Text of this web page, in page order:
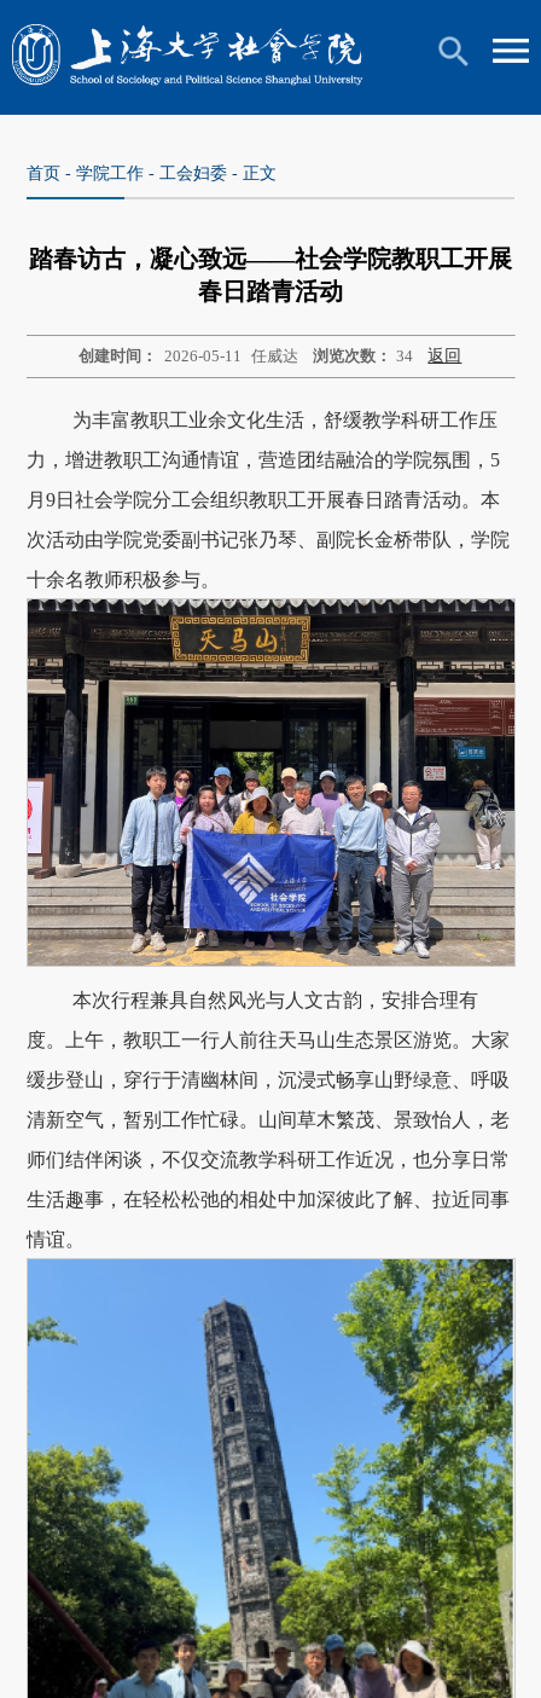
首页 -学院工作 -工会妇委 - 正文
踏春访古，凝心致远——社会学院教职工开展
春日踏青活动
创建时间：2026-05-11 任威达 浏览次数： 34 返回
为丰富教职工业余文化生活，舒缓教学科研工作压
力，增进教职工沟通情谊，营造团结融洽的学院氛围，5
月9日社会学院分工会组织教职工开展春日踏青活动。本
次活动由学院党委副书记张乃琴、副院长金桥带队，学院
十余名教师积极参与。
本次行程兼具自然风光与人文古韵，安排合理有
度。上午，教职工一行人前往天马山生态景区游览。大家
缓步登山，穿行于清幽林间，沉浸式畅享山野绿意、呼吸
清新空气，暂别工作忙碌。山间草木繁茂、景致怡人，老
师们结伴闲谈，不仅交流教学科研工作近况，也分享日常
生活趣事，在轻松松弛的相处中加深彼此了解、拉近同事
情谊。